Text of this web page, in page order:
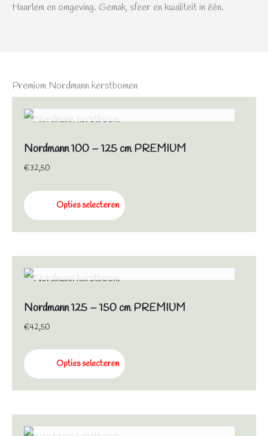
Haarlem en omgeving. Gemak, sfeer en kwaliteit in één.
Premium Nordmann kerstbomen
Nordmann 100 – 125 cm PREMIUM
€32,50
Opties selecteren
Nordmann 125 – 150 cm PREMIUM
€42,50
Opties selecteren